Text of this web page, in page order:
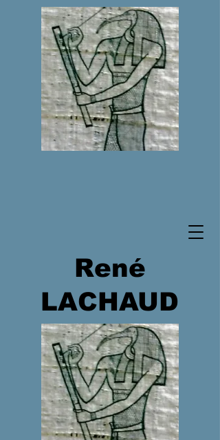
René
LACHAUD